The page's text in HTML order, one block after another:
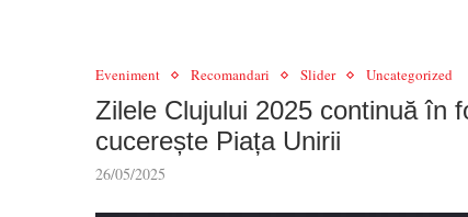
Eveniment Recomandari Slider Uncategorized
Zilele Clujului 2025 continuă în
cucerește Piața Unirii
26/05/2025